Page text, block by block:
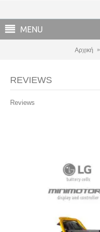
MENU
Αρχική
REVIEWS
Reviews